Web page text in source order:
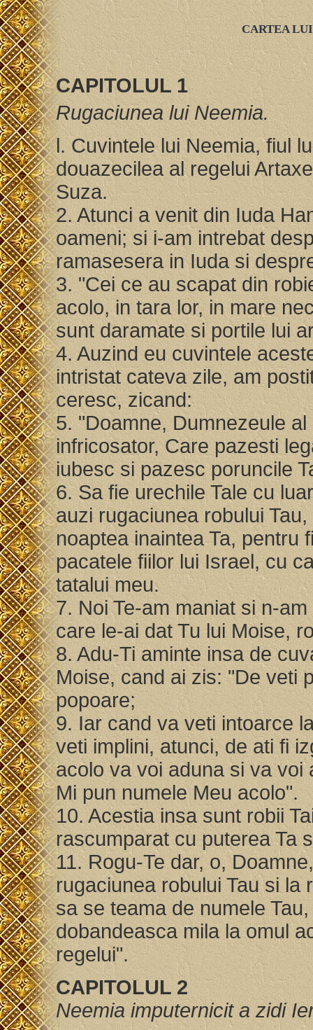
CARTEA
CAPITOLUL 1
Rugaciunea lui Neemia.
l. Cuvintele lui Neemia, fiul
douazecilea al regelui
Suza.
2. Atunci a venit din Iuda
oameni; si i-am intrebat
ramasesera in Iuda si
3. "Cei ce au scapat din
acolo, in tara lor, in mare
sunt daramate si portile lui
4. Auzind eu cuvintele
intristat cateva zile, am
ceresc, zicand:
5. "Doamne, Dumnezeule
infricosator, Care pazesti
iubesc si pazesc poruncile
6. Sa fie urechile Tale cu
auzi rugaciunea robului
noaptea inaintea Ta, pentru
pacatele fiilor lui Israel, cu
tatalui meu.
7. Noi Te-am maniat si n-
care le-ai dat Tu lui Moise,
8. Adu-Ti aminte insa de
Moise, cand ai zis: "De veti
popoare;
9. Iar cand va veti intoarce
veti implini, atunci, de ati fi
acolo va voi aduna si va
Mi pun numele Meu acolo".
10. Acestia insa sunt robii
rascumparat cu puterea Ta
11. Rogu-Te dar, o,
rugaciunea robului Tau si la
sa se teama de numele
dobandeasca mila la omul
regelui".
CAPITOLUL 2
Neemia imputernicit a zidi